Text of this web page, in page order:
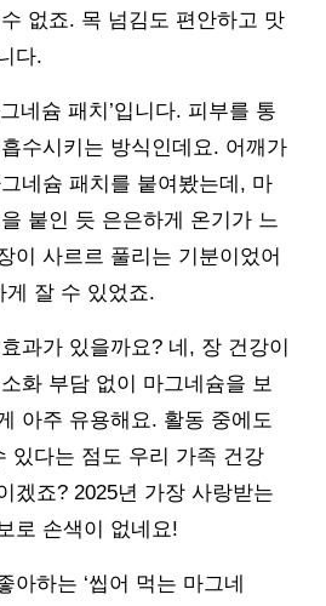
없죠. 목 넘김도 편안하고 맛
다.
네슘 패치’입니다. 피부를 통
수시키는 방식인데요. 어깨가
네슘 패치를 붙여봤는데, 마
붙인 듯 은은하게 온기가 느
이 사르르 풀리는 기분이었어
게 잘 수 있었죠.
과가 있을까요? 네, 장 건강이
화 부담 없이 마그네슘을 보
아주 유용해요. 활동 중에도
있다는 점도 우리 가족 건강
겠죠? 2025년 가장 사랑받는
로 손색이 없네요!
아하는 ‘씹어 먹는 마그네